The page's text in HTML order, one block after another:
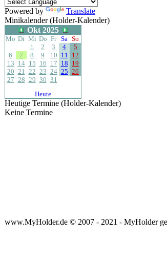
Powered by
Translate
Minikalender (Holder-Kalender)
Okt 2025
Mo Di Mi Do Fr Sa So
1
2 3 4
5
6
7 8 9 10 11 12
13 14 15 16 17 18 19
20 21 22 23 24 25 26
27 28 29 30 31
Heute
Heutige Termine (Holder-Kalender)
Keine Termine
www.MyHolder.de © 2007 - 2021 - MyHolder